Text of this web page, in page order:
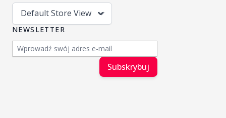
Default Store View
NEWSLETTER
Adres e-mail
Subskrybuj